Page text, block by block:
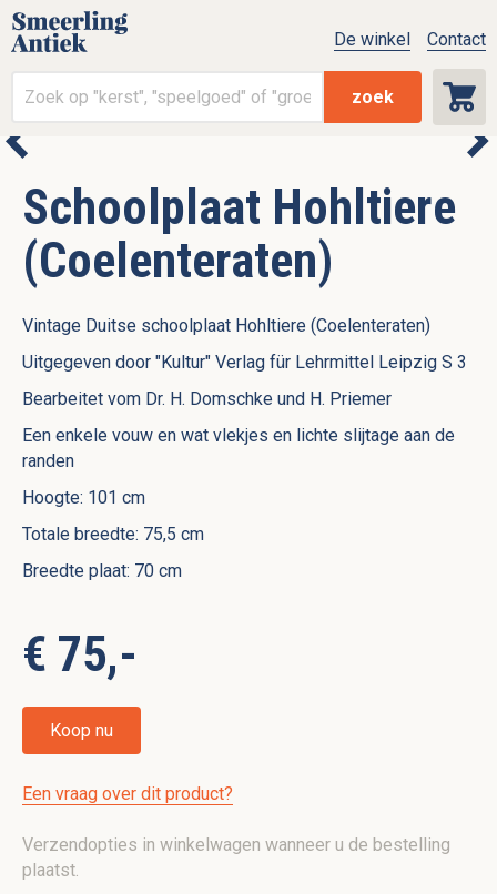
zoek
De winkel Contact
Schoolplaat Hohltiere
(Coelenteraten)
Vintage Duitse schoolplaat Hohltiere (Coelenteraten)
Uitgegeven door "Kultur" Verlag für Lehrmittel Leipzig S 3
Bearbeitet vom Dr. H. Domschke und H. Priemer
Een enkele vouw en wat vlekjes en lichte slijtage aan de
randen
Hoogte: 101 cm
Totale breedte: 75,5 cm
Breedte plaat: 70 cm
€ 75,-
Koop nu
Een vraag over dit product?
Verzendopties in winkelwagen wanneer u de bestelling
plaatst.